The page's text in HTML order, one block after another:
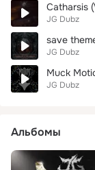
Catharsis
JG Dubz
save
JG Dubz
Muck
JG Dubz
Альбомы